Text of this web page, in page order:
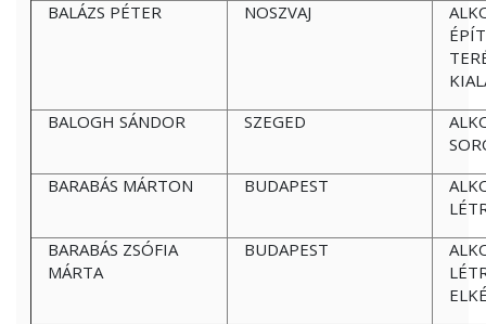
BALÁZS PÉTER
NOSZVAJ
BALOGH SÁNDOR
SZEGED
BARABÁS MÁRTON
BUDAPEST
BARABÁS ZSÓFIA
MÁRTA
BUDAPEST